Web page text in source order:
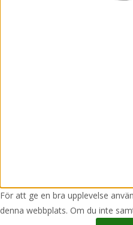
För att ge en bra upplevelse
denna webbplats. Om du inte